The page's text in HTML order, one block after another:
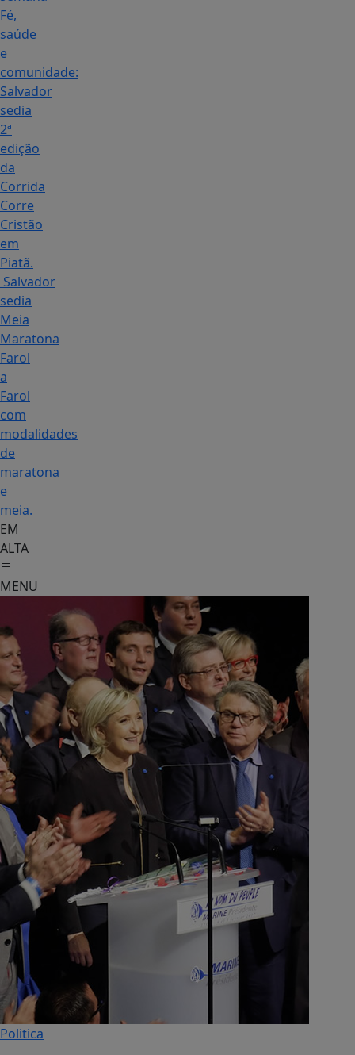
Fé,
saúde
e
comunidade:
Salvador
sedia
2ª
edição
da
Corrida
Corre
Cristão
em
Piatã.
Salvador
sedia
Meia
Maratona
Farol
a
Farol
com
modalidades
de
maratona
e
meia.
EM
ALTA
MENU
Politica